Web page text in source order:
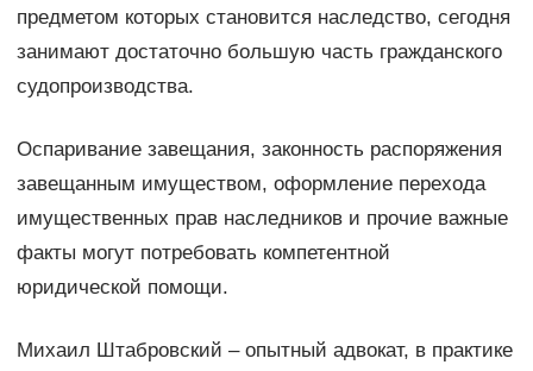
предметом которых становится наследство, сегодня
занимают достаточно большую часть гражданского
судопроизводства.
Оспаривание завещания, законность распоряжения
завещанным имуществом, оформление перехода
имущественных прав наследников и прочие важные
факты могут потребовать компетентной
юридической помощи.
Михаил Штабровский – опытный адвокат, в практике